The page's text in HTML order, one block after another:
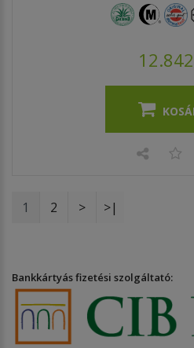
1 2 > >|
Bankkártyás fizetési szolgáltató: